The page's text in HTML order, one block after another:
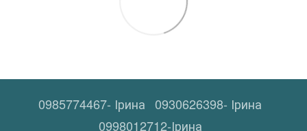
0985774467- Ірина 0930626398- Ірина
0998012712-Ірина